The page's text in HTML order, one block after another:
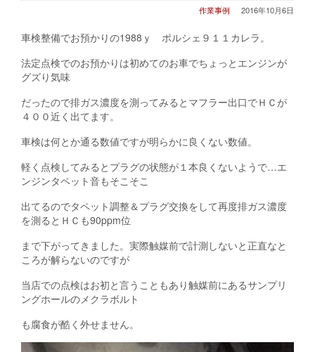
t
/
2
8
7
o
b
P
2016年10月6日
作業事例
車検整備でお預かりの1988ｙ ポルシェ９１１カレラ。
法定点検でのお預かりは初めてのお車でちょっとエンジンが
グズり気味
だったので排ガス濃度を測ってみるとマフラー出口でＨＣが
４００近く出てます。
車検は何とか通る数値ですが明らかに良くない数値。
軽く点検してみるとプラグの状態が１本良くないようで…エ
ンジンタペット音もそこそこ
出てるのでタペット調整＆プラグ交換をして再度排ガス濃度
を測るとＨＣも90ppm位
まで下がってきました。実際触媒前で計測しないと正直なと
ころが解らないのですが
当店での点検はお初と言うこともあり触媒前にあるサンプリ
ングホールのメクラボルト
も腐食が酷く外せません。